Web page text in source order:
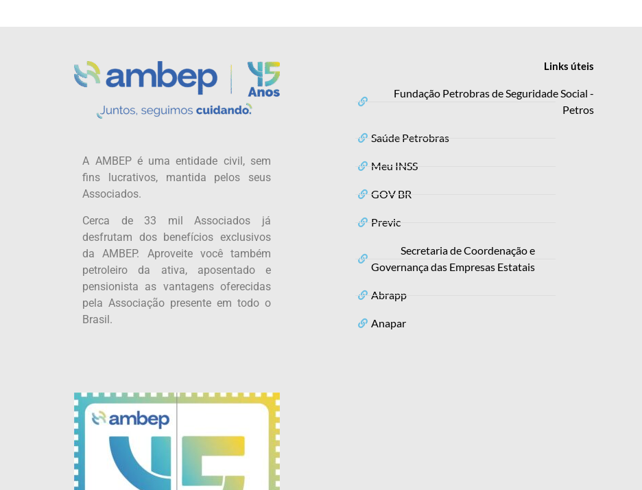
A AMBEP é uma entidade civil, sem
fins lucrativos, mantida pelos seus
Associados.
Cerca de 33 mil Associados já
desfrutam dos benefícios exclusivos
da AMBEP. Aproveite você também
petroleiro da ativa, aposentado e
pensionista as vantagens oferecidas
pela Associação presente em todo o
Brasil.
Links úteis
Fundação Petrobras de Seguridade Social -
Petros
Saúde Petrobras
Meu INSS
GOV BR
Previc
Secretaria de Coordenação e
Governança das Empresas Estatais
Abrapp
Anapar